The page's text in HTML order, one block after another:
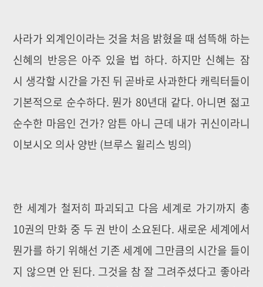
사라가 외계인이라는 것을 처음 밝혔을 때 섬뜩해 하는
신혜의 반응은 아주 있을 법 하다. 하지만 신혜는 잠
시 생각할 시간을 가진 뒤 곧바로 사과한다 캐릭터들이
기본적으로 순수하다. 뭔가 80년대 같다. 아니면 젊고
순수한 마음인 건가? 암튼 아니 근데 내가 귀신이라니
이보시오 의사 양반 (브루스 윌리스 빙의)
한 세계가 철저히 파괴되고 다음 세계로 가기까지 총
10권의 만화 중 두 권 반이 소요된다. 새로운 세계에서
뭔가를 하기 위해선 기존 세계에 그만큼의 시간을 들이
지 않으면 안 된다. 그것을 참 잘 그려주셨다고 좋아라